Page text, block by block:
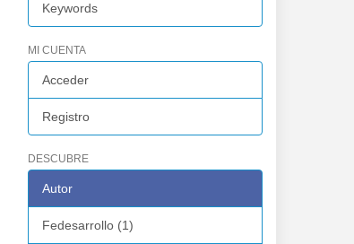
Keywords
MI CUENTA
Acceder
Registro
DESCUBRE
Autor
Fedesarrollo (1)